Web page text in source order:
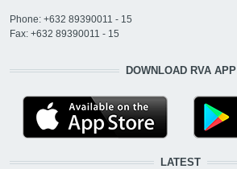
Phone: +632 89390011 - 15
Fax: +632 89390011 - 15
DOWNLOAD RVA APP
LATEST